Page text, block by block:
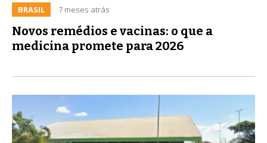
BRASIL 7 meses atrás
Novos remédios e vacinas: o que a
medicina promete para 2026